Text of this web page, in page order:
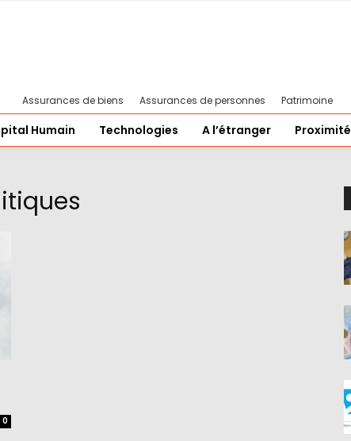
Assurances de biens Assurances de personnes Patrimoine
Humain Technologies A l’étranger Proximité
0